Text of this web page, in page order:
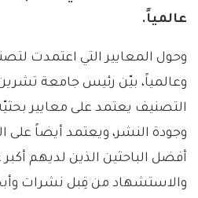
عالمياً.
وحول المعايير التي اعتمدت
وعالمياً، بيّن رئيس جامعة
التصنيف يعتمد على معايير
وجودة النشر، ويعتمد أيضاً على
أفضل الباحثين الذين لديهم
والاستشهاد من قِبل نشرات